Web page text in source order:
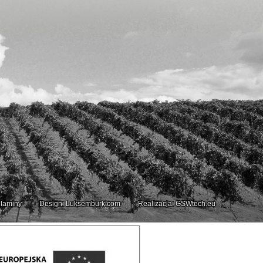
Design: Luksemburk.com Realizacja: GSWtech.eu